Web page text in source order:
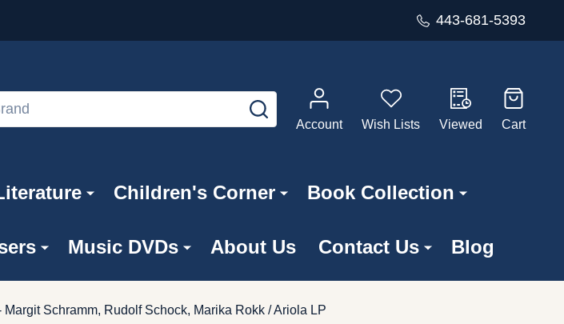
443-681-5393
SEARCH
Account
Wish Lists Viewed Cart
Children's Corner Book Collection
Music DVDs About Us Contact Us Blog
Schramm, Rudolf Schock, Marika Rokk / Ariola LP